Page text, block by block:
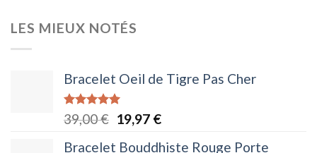
initial
était :
LES MIEUX NOTÉS
Bracelet Oeil de Tigre Pas Cher
Note5.00
sur 5
39,00€ Le
19,97 €Le
Bracelet Bouddhiste Rouge Porte